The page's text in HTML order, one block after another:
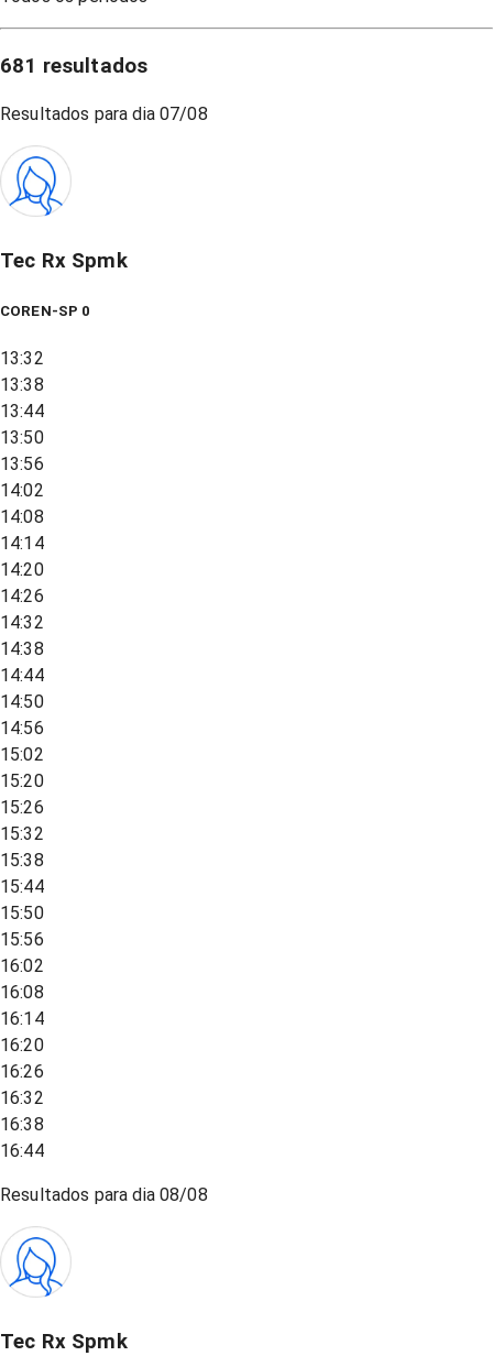
681 resultados
Resultados para dia 07/08
Tec Rx Spmk
COREN-SP 0
13:32
13:38
13:44
13:50
13:56
14:02
14:08
14:14
14:20
14:26
14:32
14:38
14:44
14:50
14:56
15:02
15:20
15:26
15:32
15:38
15:44
15:50
15:56
16:02
16:08
16:14
16:20
16:26
16:32
16:38
16:44
Resultados para dia08/08
Tec Rx Spmk